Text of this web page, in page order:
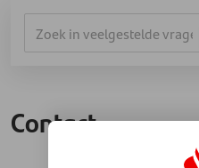
Contact